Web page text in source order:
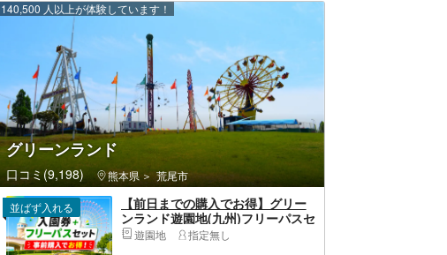
グリーンランド
口コミ(9,198) 熊本県 荒尾市
140,500 人以上が体験しています！
【前日までの購入でお得】グリー
ンランド遊園地(九州)フリーパスセ
ット券
遊園地 指定無し
並ばず入れる